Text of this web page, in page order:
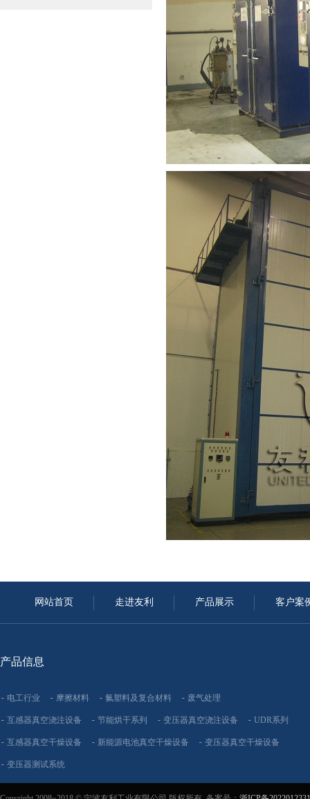
网站首页 走进友利 产品展示 客户案
产品信息
电工行业 摩擦材料 氟塑料及复合材料 废气处理
互感器真空浇注设备 节能烘干系列 变压器真空浇注设备 UDR系列
互感器真空干燥设备 新能源电池真空干燥设备 变压器真空干燥设备
变压器测试系统